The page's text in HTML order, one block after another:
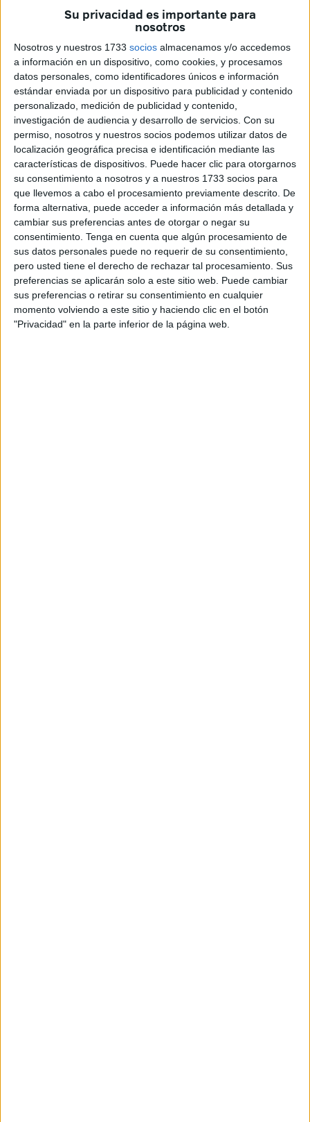
Su privacidad es importante para
nosotros
Nosotros y nuestros 1733 socios almacenamos y/o accedemos
a información en un dispositivo, como cookies, y procesamos
datos personales, como identificadores únicos e información
estándar enviada por un dispositivo para publicidad y contenido
personalizado, medición de publicidad y contenido,
investigación de audiencia y desarrollo de servicios. Con su
permiso, nosotros y nuestros socios podemos utilizar datos de
localización geográfica precisa e identificación mediante las
características de dispositivos. Puede hacer clic para otorgarnos
su consentimiento a nosotros y a nuestros 1733 socios para
que llevemos a cabo el procesamiento previamente descrito. De
forma alternativa, puede acceder a información más detallada y
cambiar sus preferencias antes de otorgar o negar su
consentimiento. Tenga en cuenta que algún procesamiento de
sus datos personales puede no requerir de su consentimiento,
pero usted tiene el derecho de rechazar tal procesamiento. Sus
preferencias se aplicarán solo a este sitio web. Puede cambiar
sus preferencias o retirar su consentimiento en cualquier
momento volviendo a este sitio y haciendo clic en el botón
"Privacidad" en la parte inferior de la página web.
40 días de los ingresados" en cuidados intensivos.
"La movilidad interior seguirá siendo muy elevada",
prosiguen, advirtiendo de un aumento que amenaza con
perjudicar a la salud pública teniendo en cuenta que el
nivel de población vacunada "es aún muy reducido".
De esta manera, aconsejan reducir las salidas de los
viernes "obligando a tener un número menor de buques y
de pasajeros que obligadamente pasaran al sábado, o
jueves redistribuyéndose, igual que a la vuelta los
domingos y lunes, en cuanto a la movilidad exterior, y
aumentando el control específico en cuanto a la movilidad
interior, que en determinadas actividades y situaciones
está siendo escandaloso y evidente el incumplimiento por
un número muy reducido de personas".
Volvemos así al nivel de riesgo extremo en un momento en
el que, además, estaba previsto rebajar algunas medidas y